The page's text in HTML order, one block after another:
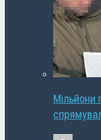
Мільйони